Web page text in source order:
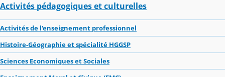
Activités pédagogiques et culturelles
Activités de l'enseignement professionnel
Histoire-Géographie et spécialité HGGSP
Sciences Economiques et Sociales